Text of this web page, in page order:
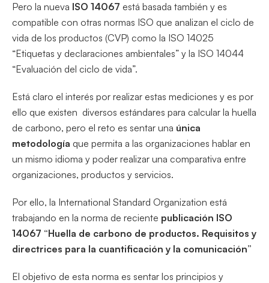
Pero la nueva ISO 14067 está basada también y es
compatible con otras normas ISO que analizan el ciclo de
vida de los productos (CVP) como la ISO 14025
“Etiquetas y declaraciones ambientales” y la ISO 14044
“Evaluación del ciclo de vida”.
Está claro el interés por realizar estas mediciones y es por
ello que existen diversos estándares para calcular la huella
de carbono, pero el reto es sentar una única
metodología que permita a las organizaciones hablar en
un mismo idioma y poder realizar una comparativa entre
organizaciones, productos y servicios.
Por ello, la International Standard Organization está
trabajando en la norma de reciente publicación ISO
14067 “Huella de carbono de productos. Requisitos y
directrices para la cuantificación y la comunicación”
El objetivo de esta norma es sentar los principios y